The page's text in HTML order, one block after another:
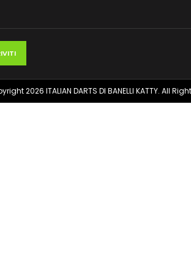
2026 ITALIAN DARTS DI BANELLI KATTY. All